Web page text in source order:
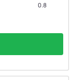
0.8